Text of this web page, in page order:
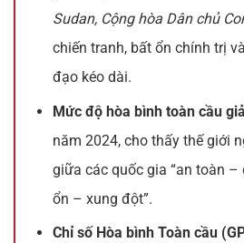
Sudan, Cộng hòa Dân chủ
chiến tranh, bất ổn chính trị
đạo kéo dài.
Mức độ hòa bình toàn cầu
năm 2024, cho thấy thế giới
giữa các quốc gia “an toàn –
ổn – xung đột”.
Chỉ số Hòa bình Toàn cầu